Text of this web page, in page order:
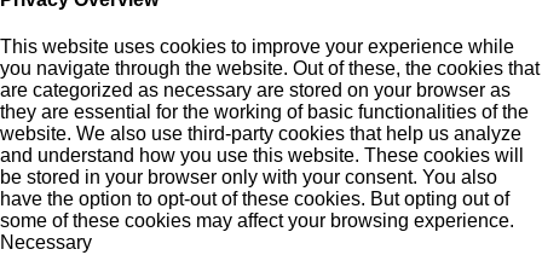
This website uses cookies to improve your experience while
you navigate through the website. Out of these, the cookies that
are categorized as necessary are stored on your browser as
they are essential for the working of basic functionalities of the
website. We also use third-party cookies that help us analyze
and understand how you use this website. These cookies will
be stored in your browser only with your consent. You also
have the option to opt-out of these cookies. But opting out of
some of these cookies may affect your browsing experience.
Necessary